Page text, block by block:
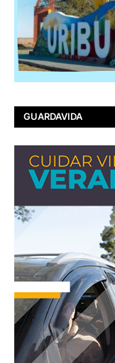
GUARDAVIDA